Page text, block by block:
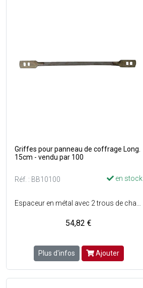
Griffes pour panneau de coffrage Long.
15cm - vendu par 100
Réf. : BB10100 en stock
54,82 €
Plus d'infos Ajouter